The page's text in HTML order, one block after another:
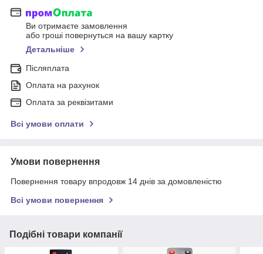
Ви отримаєте замовлення
або гроші повернуться на вашу картку
Детальніше
Післяплата
Оплата на рахунок
Оплата за реквізитами
Всі умови оплати
Умови повернення
Повернення товару впродовж 14 днів за домовленістю
Всі умови повернення
Подібні товари компанії